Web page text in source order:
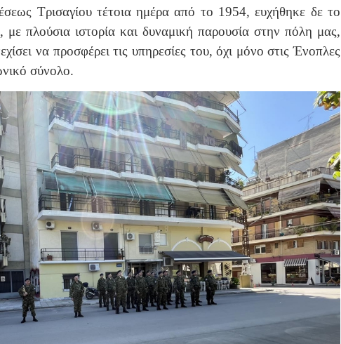
Τρισαγίου τέτοια ημέρα από το 1954, ευχήθηκε δε το
με πλούσια ιστορία και δυναμική παρουσία στην πόλη μας,
να προσφέρει τις υπηρεσίες του, όχι μόνο στις Ένοπλες
σύνολο.